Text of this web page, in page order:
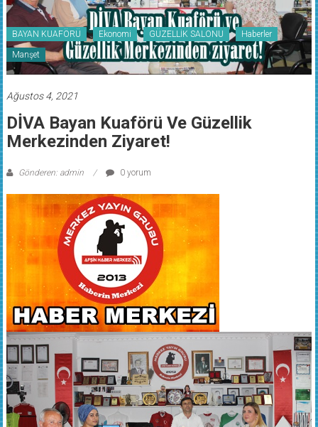
BAYAN KUAFÖRÜ Ekonomi GÜZELLİK SALONU Haberler
Manşet
Ağustos 4, 2021
DİVA Bayan Kuaförü Ve Güzellik
Merkezinden Ziyaret!
Gönderen: admin 0 yorum